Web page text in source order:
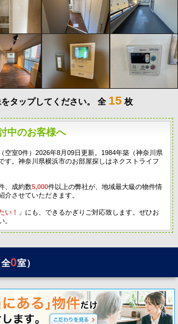
タップしてください。 全 15 枚
中のお客様へ
空室0件）2026年8月09日更新。1984年築（神奈川県
す。神奈川県横浜市のお部屋探しはネクストライフ
、成約数5,000件以上の弊社が、地域最大級の物件情
介させていただきます。
い！
」にも、できるかぎりご対応致します。ぜひお
。
0室）